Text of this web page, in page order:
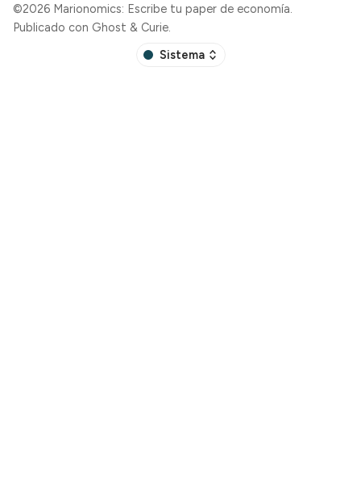
©2026 Marionomics: Escribe tu paper de economía.
Publicado con Ghost & Curie.